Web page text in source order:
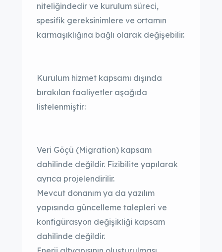
niteliğindedir ve kurulum süreci,
spesifik gereksinimlere ve ortamın
karmaşıklığına bağlı olarak değişebilir.
Kurulum hizmet kapsamı dışında
bırakılan faaliyetler aşağıda
listelenmiştir:
Veri Göçü (Migration) kapsam
dahilinde değildir. Fizibilite yapılarak
ayrıca projelendirilir.
Mevcut donanım ya da yazılım
yapısında güncelleme talepleri ve
konfigürasyon değişikliği kapsam
dahilinde değildir.